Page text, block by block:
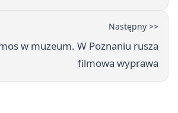
Następny >>
w muzeum. W Poznaniu rusza
filmowa wyprawa